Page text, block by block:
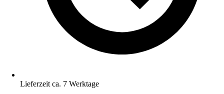
Lieferzeit ca. 7 Werktage